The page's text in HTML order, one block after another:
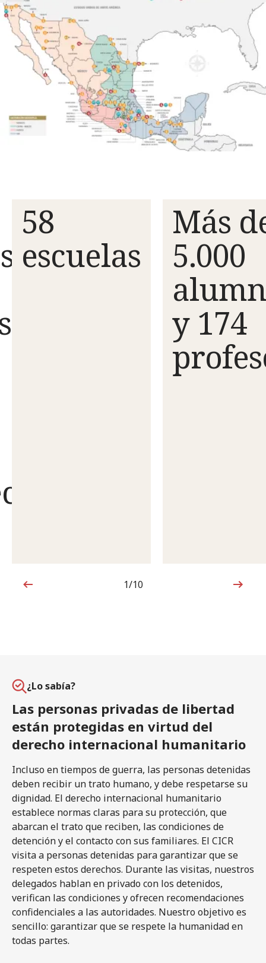
58
escuelas
Más
5.000
y 174
1de10
1/10
¿Lo sabía?
Las personas privadas de libertad
están protegidas en virtud del
derecho internacional humanitario
Incluso en tiempos de guerra, las personas detenidas
deben recibir un trato humano, y debe respetarse su
dignidad. El derecho internacional humanitario
establece normas claras para su protección, que
abarcan el trato que reciben, las condiciones de
detención y el contacto con sus familiares. El CICR
visita a personas detenidas para garantizar que se
respeten estos derechos. Durante las visitas, nuestros
delegados hablan en privado con los detenidos,
verifican las condiciones y ofrecen recomendaciones
confidenciales a las autoridades. Nuestro objetivo es
sencillo: garantizar que se respete la humanidad en
todas partes.